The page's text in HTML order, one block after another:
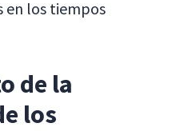
en los tiempos
de la
los